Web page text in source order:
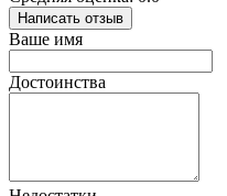
Написать отзыв
Ваше имя
Достоинства